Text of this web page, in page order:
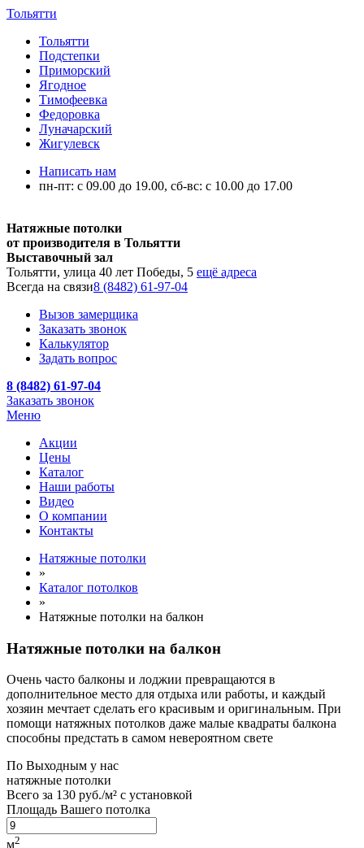
Тольятти
Тольятти
Подстепки
Приморский
Ягодное
Тимофеевка
Федоровка
Луначарский
Жигулевск
Написать нам
пн-пт: с 09.00 до 19.00, сб-вс: с 10.00 до 17.00
Натяжные потолки
от производителя в Тольятти
Выставочный зал
Тольятти, улица 40 лет Победы, 5 ещё адреса
Всегда на связи8 (8482) 61-97-04
Вызов замерщика
Заказать звонок
Калькулятор
Задать вопрос
8 (8482) 61-97-04
Заказать звонок
Меню
Акции
Цены
Каталог
Наши работы
Видео
О компании
Контакты
Натяжные потолки
»
Каталог потолков
»
Натяжные потолки на балкон
Натяжные потолки на балкон
Очень часто балконы и лоджии превращаются в
дополнительное место для отдыха или работы, и каждый
хозяин мечтает сделать его красивым и оригинальным. При
помощи натяжных потолков даже малые квадраты балкона
способны предстать в самом невероятном свете
По Выходным у нас
натяжные потолки
Всего за 130 руб./м² с установкой
Площадь Вашего потолка
м2